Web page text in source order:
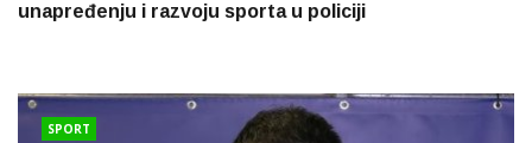
unapređenju i razvoju sporta u policiji
SPORT